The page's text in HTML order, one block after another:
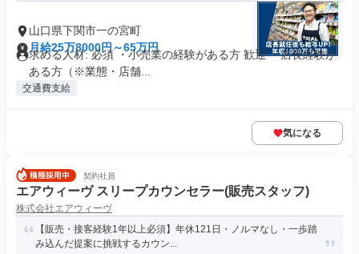
山口県下関市一の宮町
月給25万8000円～65万円
求める人材: 必須 ・小売業の経験がある方 歓迎 ・店長経験が
ある方（※業態・店舗...
交通費支給
気になる
契約社員
エアウィーヴ スリープカウンセラー(販売スタッフ)
株式会社エアウィーヴ
【販売・接客経験1年以上必須】年休121日・ノルマなし・一歩踏
み込んだ提案に挑戦するカウン...